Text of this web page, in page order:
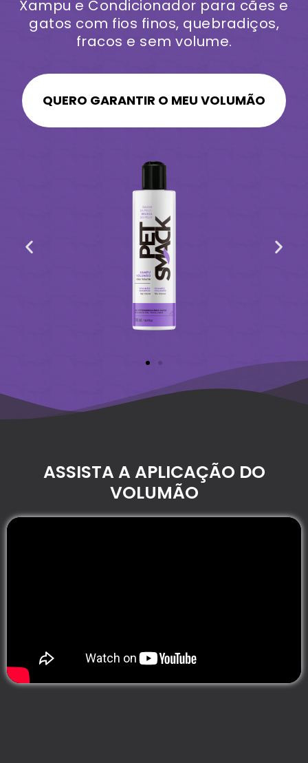
Xampu e Condicionador para cães e
gatos com fios finos, quebradiços,
fracos e sem volume.
QUERO GARANTIR O MEU VOLUMÃO
ASSISTA A APLICAÇÃO DO
VOLUMÃO